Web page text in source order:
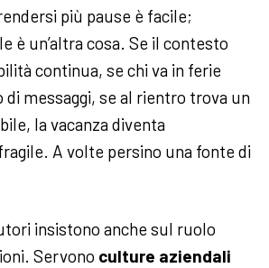
più pause è facile;
è un’altra cosa. Se il contesto
continua, se chi va in ferie
messaggi, se al rientro trova un
la vacanza diventa
A volte persino una fonte di
insistono anche sul ruolo
Servono culture aziendali